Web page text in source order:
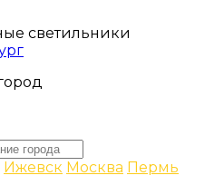
светильники
Ижевск Москва Пермь